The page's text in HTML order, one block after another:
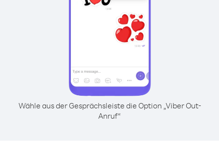
Wähle aus der Gesprächsleiste die Option „Viber Out-
Anruf“